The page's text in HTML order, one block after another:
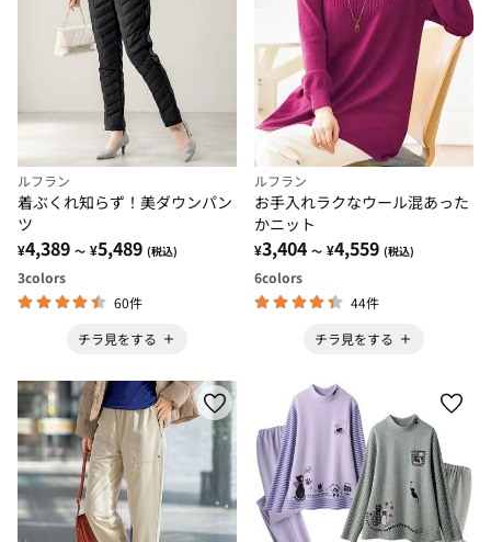
ルフラン
着ぶくれ知らず！美ダウンパン
ツ
¥4,389 ～ ¥5,489 (税込)
3colors
60件
チラ見をする
ルフラン
お手入れラクなウール混あった
かニット
¥3,404 ～ ¥4,559 (税込)
6colors
44件
チラ見をする